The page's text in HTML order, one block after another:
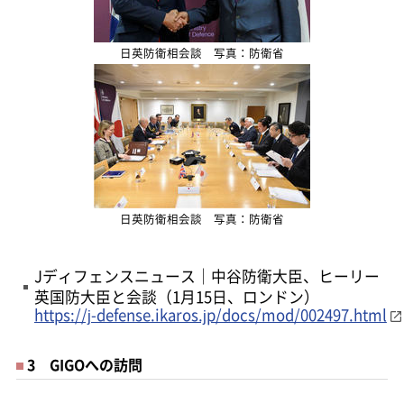
日英防衛相会談 写真：防衛省
日英防衛相会談 写真：防衛省
Jディフェンスニュース｜中谷防衛大臣、ヒーリー
英国防大臣と会談（1月15日、ロンドン）
https://j-defense.ikaros.jp/docs/mod/002497.html
3 GIGOへの訪問